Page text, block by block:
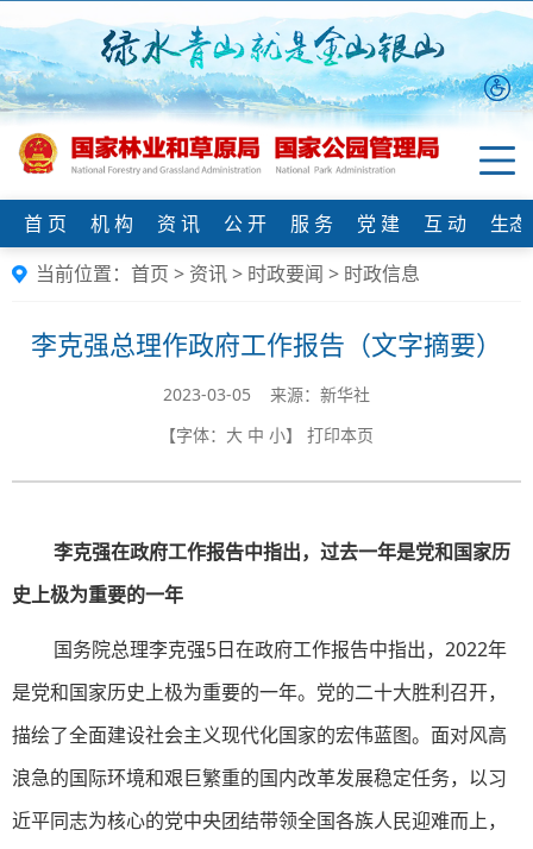
首 页 机 构 资 讯 公 开 服 务 党 建 互 动
生
当前位置： 首页 > 资讯> 时政要闻 > 时政信息
李克强总理作政府工作报告（文字摘要）
2023-03-05 来源：新华社
【字体： 大 中 小】 打印本页
李克强在政府工作报告中指出，过去一年是党和国家历
史上极为重要的一年
国务院总理李克强5日在政府工作报告中指出，2022年
是党和国家历史上极为重要的一年。党的二十大胜利召开，
描绘了全面建设社会主义现代化国家的宏伟蓝图。面对风高
浪急的国际环境和艰巨繁重的国内改革发展稳定任务，以习
近平同志为核心的党中央团结带领全国各族人民迎难而上，